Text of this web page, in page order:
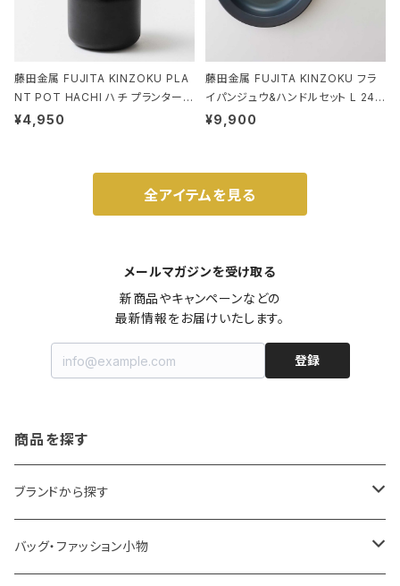
藤田金属 FUJITA KINZOKU PLA
NT POT HACHI ハチ プランターポ
ット 3号 ブラック
¥4,950
藤田金属 FUJITA KINZOKU フラ
イパンジュウ&ハンドルセット L 24c
m ガス火・IH対応 鉄フライパン ウォ
¥9,900
全アイテムを見る
メールマガジンを受け取る
新商品やキャンペーンなどの
最新情報をお届けいたします。
登録
商品を探す
ブランドから探す
LOQI
バッグ・ファッション小物